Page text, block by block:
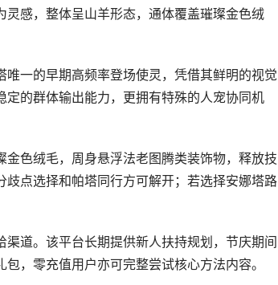
感，整体呈山羊形态，通体覆盖璀璨金色绒
一的早期高频率登场使灵，凭借其鲜明的视觉
的群体输出能力，更拥有特殊的人宠协同机
色绒毛，周身悬浮法老图腾类装饰物，释放技
点选择和帕塔同行方可解开；若选择安娜塔路
道。该平台长期提供新人扶持规划，节庆期间
，零充值用户亦可完整尝试核心方法内容。